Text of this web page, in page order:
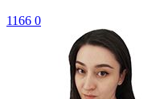
1166 0